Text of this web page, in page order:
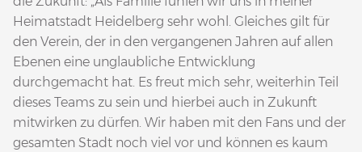
Heimatstadt Heidelberg sehr wohl. Gleiches gilt für
den Verein, der in den vergangenen Jahren auf allen
Ebenen eine unglaubliche Entwicklung
durchgemacht hat. Es freut mich sehr, weiterhin Teil
dieses Teams zu sein und hierbei auch in Zukunft
mitwirken zu dürfen. Wir haben mit den Fans und der
gesamten Stadt noch viel vor und können es kaum